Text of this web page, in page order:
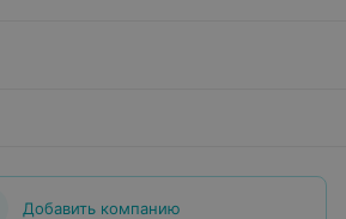
Добавить компанию